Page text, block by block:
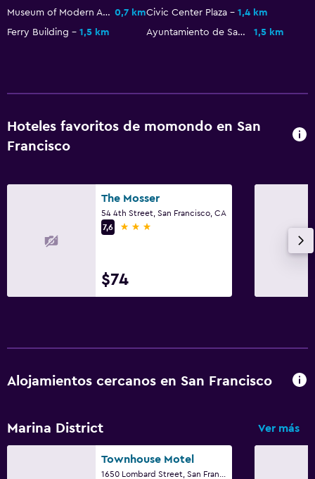
Lavandería
Servicios de lavandería/tintorería
Fax/fotocopiadora
Actividades
Cuna/cama nido disponibles
Gimnasio
Gimnasio
Museum of Modern Art 0,7 kmCivic Center Plaza
1,4 km
Ferry Building
1,5 km Ayuntamiento de San Francisco 1,5 km
Hoteles favoritos de momondo en San
Francisco
The Mosser
54 4th Street, San Francisco, CA
7,6
3 estrellas
$74
Alojamientos cercanos en San Francisco
Marina District Ver más
Townhouse Motel